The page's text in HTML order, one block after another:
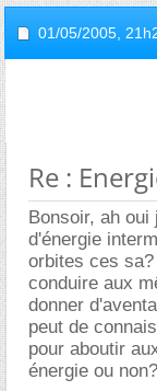
01/05/2005,
Re :
Bonsoir, ah
d'énergie
orbites ces
conduire aux
donner
peut de
pour aboutir
énergie ou non?